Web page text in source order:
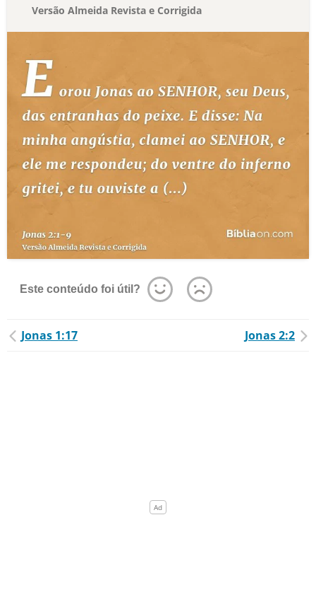
Versão Almeida Revista e Corrigida
Este conteúdo foi útil?
Jonas 1:17 Jonas 2:2